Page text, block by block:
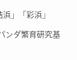
」「彩浜」
ンダ繁育研究基